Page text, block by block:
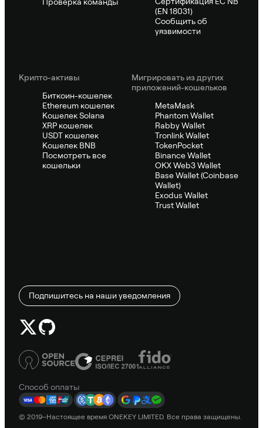
(EN 18031)
Сообщить об
уязвимости
Крипто-активы
Биткоин-кошелек
Ethereum кошелек
Кошелек Solana
XRP кошелек
USDT кошелек
Кошелек BNB
Посмотреть все
кошельки
Мигрировать из других
приложений-кошельков
MetaMask
Phantom Wallet
Rabby Wallet
Tronlink Wallet
TokenPocket
Binance Wallet
OKX Web3 Wallet
Base Wallet (Coinbase
Wallet)
Exodus Wallet
Trust Wallet
Подпишитесь на наши уведомления
Способ оплаты
© 2019–Настоящее время ONEKEY LIMITED. Все права защищены.